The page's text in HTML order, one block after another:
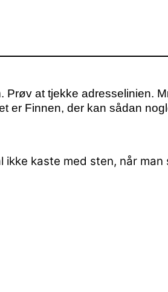
at tjekke adresselinien.
er Finnen, der kan sådan
ikke kaste med sten, når man